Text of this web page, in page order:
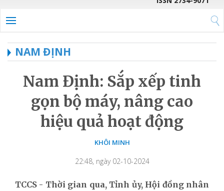
NAM ĐỊNH
Nam Định: Sắp xếp tinh
gọn bộ máy, nâng cao
hiệu quả hoạt động
KHÔI MINH
22:48, ngày 02-10-2024
TCCS - Thời gian qua, Tỉnh ủy, Hội đồng nhân